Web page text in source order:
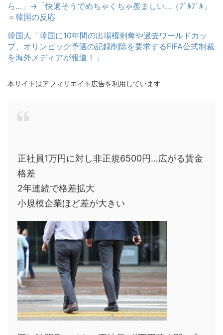
ら…」→「快適そうでめちゃくちゃ羨ましい…（ﾌﾞﾙﾌﾞﾙ」
＝韓国の反応
韓国人「韓国に10年間の出場権剥奪や過去ワールドカッ
プ、オリンピック予選の記録削除を要求するFIFA公式制裁
を海外メディアが報道！」
本サイトはアフィリエイト広告を利用しています
正社員1万円に対し非正規6500円…広がる賃金
格差
2年連続で格差拡大
小規模企業ほど差が大きい